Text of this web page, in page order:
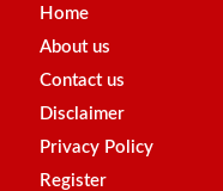
Home
About us
Contact us
Disclaimer
Privacy Policy
Register